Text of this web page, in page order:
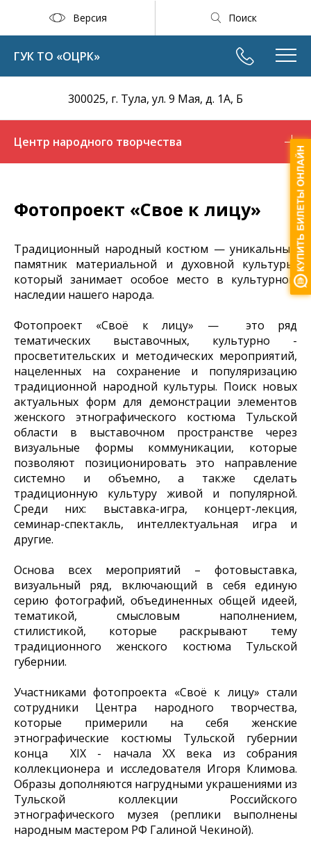
Версия Поиск
300025, г. Тула, ул. 9 Мая, д. 1А, Б
ГУК ТО «ОЦРК»
Центр народного творчества
Фотопроект «Свое к лицу»
Традиционный народный костюм — уникальный
памятник материальной и духовной культуры,
который занимает особое место в культурном
наследии нашего народа.
Фотопроект «Своё к лицу» — это ряд
тематических выставочных, культурно -
просветительских и методических мероприятий,
нацеленных на сохранение и популяризацию
традиционной народной культуры. Поиск новых
актуальных форм для демонстрации элементов
женского этнографического костюма Тульской
области в выставочном пространстве через
визуальные формы коммуникации, которые
позволяют позиционировать это направление
системно и объемно, а также сделать
традиционную культуру живой и популярной.
Среди них: выставка-игра, концерт-лекция,
семинар-спектакль, интеллектуальная игра и
другие.
Основа всех мероприятий – фотовыставка,
визуальный ряд, включающий в себя единую
серию фотографий, объединенных общей идеей,
тематикой, смысловым наполнением,
стилистикой, которые раскрывают тему
традиционного женского костюма Тульской
губернии.
Участниками фотопроекта «Своё к лицу» стали
сотрудники Центра народного творчества,
которые примерили на себя женские
этнографические костюмы Тульской губернии
конца XIX - начала XX века из собрания
коллекционера и исследователя Игоря Климова.
Образы дополняются нагрудными украшениями из
Тульской коллекции Российского
этнографического музея (реплики выполнены
народным мастером РФ Галиной Чекиной).